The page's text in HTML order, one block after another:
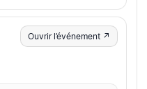
Ouvrir l’événement ↗